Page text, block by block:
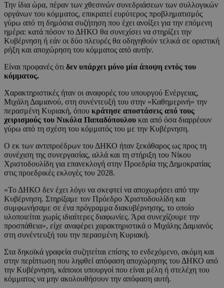
Την ίδια ώρα, πέραν των χθεσινών συνεδριάσεων των συλλογικών
οργάνων του κόμματος, επικρατεί ευρύτερος προβληματισμός
γύρω από τη δημόσια συζήτηση που έχει ανοίξει για την επόμενη
ημέρα: κατά πόσον το ΔΗΚΟ θα συνεχίσει να στηρίζει την
Κυβέρνηση ή εάν οι δύο πλευρές θα οδηγηθούν τελικά σε οριστική
ρήξη και αποχώρηση του κόμματος από αυτήν.
Είναι προφανές ότι δεν υπάρχει μόνο μία άποψη εντός του
κόμματος.
Χαρακτηριστικές ήταν οι αναφορές του υπουργού Ενέργειας,
Μιχάλη Δαμιανού, στη συνέντευξή του στην «Καθημερινή» την
περασμένη Κυριακή, όπου κράτησε αποστάσεις από τους
χειρισμούς του Νικόλα Παπαδόπουλου και από όσα διαρρέουν
γύρω από τη σχέση του κόμματός του με την Κυβέρνηση.
Ο εκ των αντιπροέδρων του ΔΗΚΟ ήταν ξεκάθαρος ως προς τη
συνέχιση της συνεργασίας, αλλά και τη στήριξη του Νίκου
Χριστοδουλίδη για επανεκλογή στην Προεδρία της Δημοκρατίας
στις προεδρικές εκλογές του 2028.
«Το ΔΗΚΟ δεν έχει λόγο να σκεφτεί να αποχωρήσει από την
Κυβέρνηση. Στηρίξαμε τον Πρόεδρο Χριστοδουλίδη και
συμφωνήσαμε σε ένα πρόγραμμα διακυβέρνησης, το οποίο
υλοποιείται χωρίς ιδιαίτερες διαφωνίες. Άρα συνεχίζουμε την
προσπάθεια», είχε αναφέρει χαρακτηριστικά ο Μιχάλης Δαμιανός
στη συνέντευξή του την περασμένη Κυριακή.
Στα δηκοϊκά γραφεία συζητείται επίσης το ενδεχόμενο, ακόμη και
στην περίπτωση που ληφθεί απόφαση αποχώρησης του ΔΗΚΟ από
την Κυβέρνηση, κάποιοι υπουργοί που είναι μέλη ή στελέχη του
κόμματος να μην ακολουθήσουν την απόφαση αυτή.